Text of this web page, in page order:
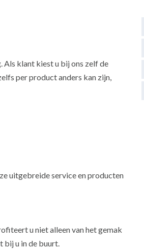
Als klant kiest u bij ons zelf de
per product anders kan zijn,
uitgebreide service en producten
u niet alleen van het gemak
bij u in de buurt.